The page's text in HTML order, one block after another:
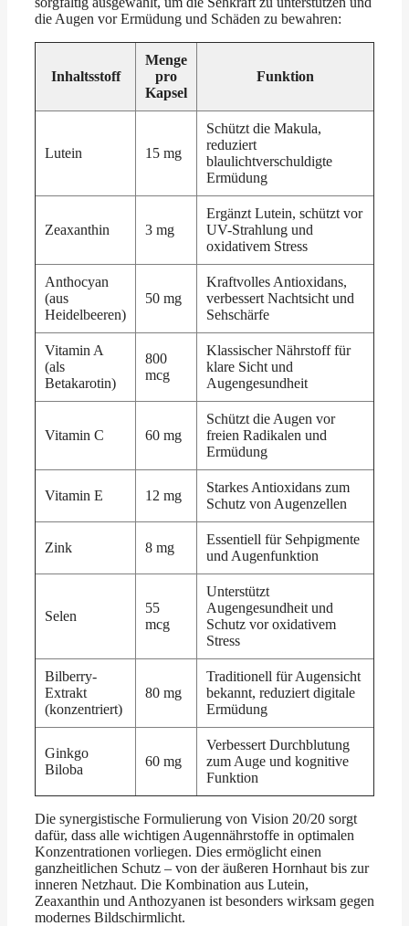
die Augen vor Ermüdung und Schäden zu bewahren:
Inhaltsstoff
Menge
pro
Kapsel
Funktion
Lutein 15 mg
Schützt die Makula,
reduziert
blaulichtverschuldigte
Ermüdung
Zeaxanthin 3 mg
Ergänzt Lutein, schützt vor
UV-Strahlung und
oxidativem Stress
Anthocyan
(aus
Heidelbeeren)
50 mg
Kraftvolles Antioxidans,
verbessert Nachtsicht und
Sehschärfe
Vitamin A
(als
Betakarotin)
800
mcg
Klassischer Nährstoff für
klare Sicht und
Augengesundheit
Vitamin C 60 mg
Schützt die Augen vor
freien Radikalen und
Ermüdung
Vitamin E 12 mg
Starkes Antioxidans zum
Schutz von Augenzellen
Zink 8 mg
Essentiell für Sehpigmente
und Augenfunktion
Selen
55
mcg
Unterstützt
Augengesundheit und
Schutz vor oxidativem
Stress
Bilberry-
Extrakt
(konzentriert)
80 mg
Traditionell für Augensicht
bekannt, reduziert digitale
Ermüdung
Ginkgo
Biloba
60 mg
Verbessert Durchblutung
zum Auge und kognitive
Funktion
Die synergistische Formulierung von Vision 20/20 sorgt
dafür, dass alle wichtigen Augennährstoffe in optimalen
Konzentrationen vorliegen. Dies ermöglicht einen
ganzheitlichen Schutz – von der äußeren Hornhaut bis zur
inneren Netzhaut. Die Kombination aus Lutein,
Zeaxanthin und Anthozyanen ist besonders wirksam gegen
modernes Bildschirmlicht.